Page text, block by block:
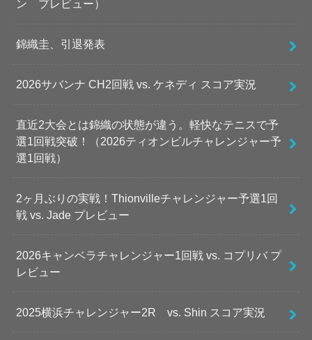
ン プレビュー）
錦織圭、引退発表
2026サバンナ CH2回戦 vs. ケネディ スコア実況
直近2大会とは錦織の状態が違う。軽快なテニスで予
選1回戦突破！（2026ティオンビルチャレンジャー予
選1回戦）
2ヶ月ぶりの実戦！Thionvilleチャレンジャー予選1回
戦 vs. Jade プレビュー
2026キャンベラチャレンジャー1回戦 vs. コプリバ プ
レビュー
2025横浜チャレンジャー2R vs. Shin スコア実況